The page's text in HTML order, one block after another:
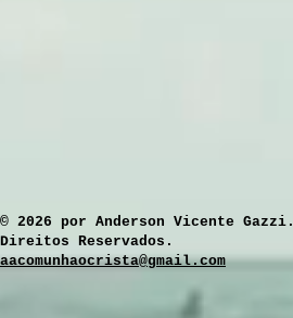
​© 2026 por Anderson Vicente Gazzi.
Direitos Reservados.
aacomunhaocrista@gmail.com